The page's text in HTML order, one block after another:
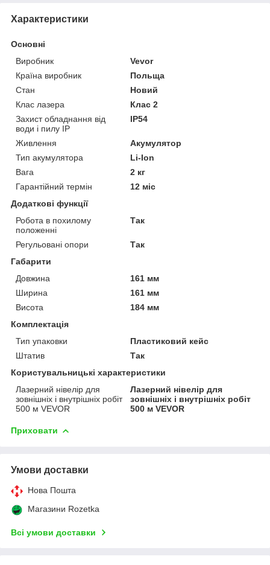
Характеристики
Основні
Виробник
Vevor
Країна виробник
Польща
Стан
Новий
Клас лазера
Клас 2
Захист обладнання від
води і пилу IP
IP54
Живлення
Акумулятор
Тип акумулятора
Li-Ion
Вага
2 кг
Гарантійний термін
12 міс
Додаткові функції
Робота в похилому
положенні
Так
Регульовані опори
Так
Габарити
Довжина
161 мм
Ширина
161 мм
Висота
184 мм
Комплектація
Тип упаковки
Пластиковий кейс
Штатив
Так
Користувальницькі характеристики
Лазерний нівелір для
зовнішніх і внутрішніх робіт
500 м VEVOR
Лазерний нівелір для
зовнішніх і внутрішніх робіт
500 м VEVOR
Приховати
Умови доставки
Нова Пошта
Магазини Rozetka
Всі умови доставки